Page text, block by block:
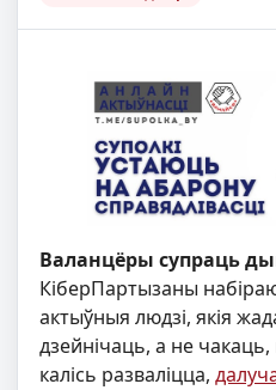
Валанцёры супраць
КіберПартызаны
актыўныя людзі, якія
дзейнічаць, а не
калicь развалiцца,